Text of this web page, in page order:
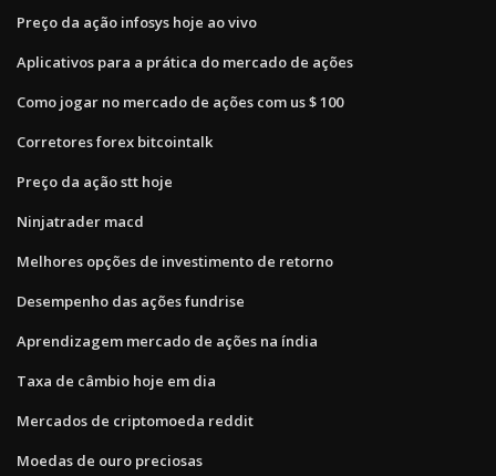
Preço da ação infosys hoje ao vivo
Aplicativos para a prática do mercado de ações
Como jogar no mercado de ações com us $ 100
Corretores forex bitcointalk
Preço da ação stt hoje
Ninjatrader macd
Melhores opções de investimento de retorno
Desempenho das ações fundrise
Aprendizagem mercado de ações na índia
Taxa de câmbio hoje em dia
Mercados de criptomoeda reddit
Moedas de ouro preciosas